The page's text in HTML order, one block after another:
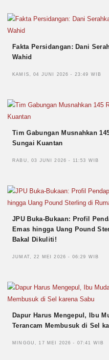
Fakta Persidangan: Dani
Wahid
KAMIS, 04 JUNI 2026 - 23:49 WIB
Tim Gabungan Musnahkan
Sungai Kuantan
RABU, 03 JUNI 2026 - 11:53 WIB
JPU Buka-Bukaan: Profil
Emas hingga Uang Pound
Bakal Dikuliti!
JUMAT, 22 MEI 2026 - 06:29 WIB
Dapur Harus Mengepul, Ibu
Terancam Membusuk di Sel
MINGGU, 17 MEI 2026 - 07:41 WIB